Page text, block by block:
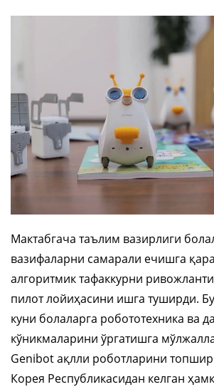
Мактабгача таълим вазирлиги
вазифаларни самарали ечишга
алгоритмик тафаккурни
пилот лойиҳасини ишга туширди.
куни болаларга робототехника ва
кўникмаларини ўргатишга
Genibot ақлли роботларини
Корея Республикасидан келган